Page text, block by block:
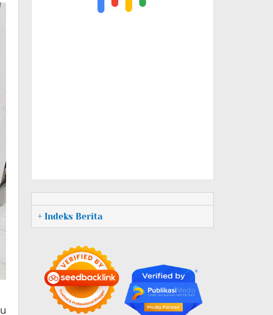
+ Indeks Berita